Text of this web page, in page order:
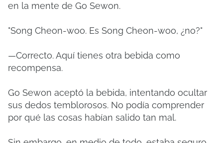
en la mente de Go Sewon.
"Song Cheon-woo. Es Song Cheon-woo, ¿no?"
—Correcto. Aquí tienes otra bebida como
recompensa.
Go Sewon aceptó la bebida, intentando ocultar
sus dedos temblorosos. No podía comprender
por qué las cosas habían salido tan mal.